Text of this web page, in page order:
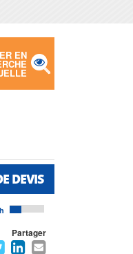
EN
DEVIS
Partager